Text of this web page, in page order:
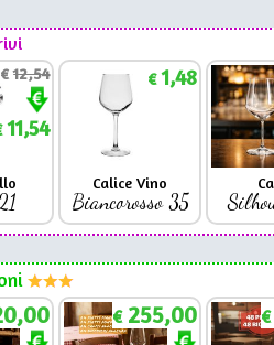
€12,54
11,54
€1,48
Calice Vino
Biancorosso 35
€255,00 €